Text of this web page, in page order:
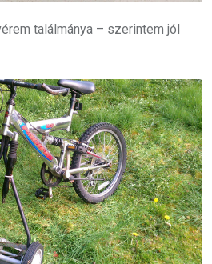
találmánya – szerintem jól